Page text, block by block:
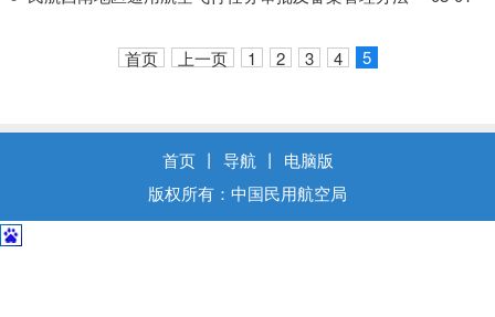
首页 上一页 1 2 3 4 5
首页 丨 导航 丨
电脑版
版权所有：中国民用航空局
式